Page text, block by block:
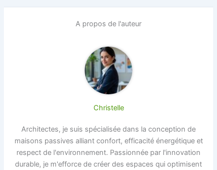
A propos de l'auteur
Christelle
Architectes, je suis spécialisée dans la conception de
maisons passives alliant confort, efficacité énergétique et
respect de l'environnement. Passionnée par l'innovation
durable, je m'efforce de créer des espaces qui optimisent